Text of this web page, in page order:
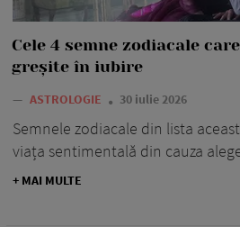
Cele 4 semne zodiacale
greșite în iubire
— ASTROLOGIE 30 iulie 2026
Semnele zodiacale din lista
viața sentimentală din cauza
+ MAI MULTE